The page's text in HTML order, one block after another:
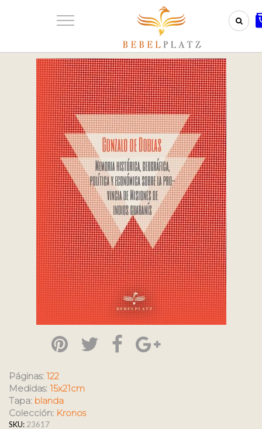
Páginas: 122
Medidas: 15x21cm
Tapa: blanda
Colección: Kronos
SKU: 23617